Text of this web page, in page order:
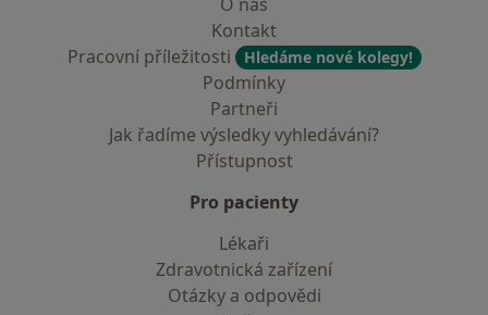
Kontakt
Pracovní příležitosti
Hledáme nové kolegy!
Podmínky
Partneři
Jak řadíme výsledky vyhledávání?
Přístupnost
Pro pacienty
Lékaři
Zdravotnická zařízení
Otázky a odpovědi